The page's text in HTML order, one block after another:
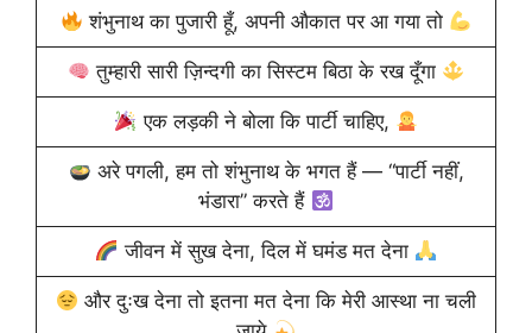
शंभुनाथ का पुजारी हूँ, अपनी औकात पर आ गया तो
तुम्हारी सारी ज़िन्दगी का सिस्टम बिठा के रख दूँगा
एक लड़की ने बोला कि पार्टी चाहिए,
अरे पगली, हम तो शंभुनाथ के भगत हैं — “पार्टी नहीं,
भंडारा” करते हैं
जीवन में सुख देना, दिल में घमंड मत देना
और दुःख देना तो इतना मत देना कि मेरी आस्था ना चली